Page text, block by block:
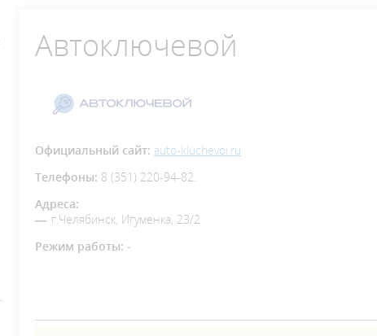
Автоключевой
Официальный сайт: auto-kluchevoi.ru
Телефоны: 8 (351) 220-94-82.
Адреса:
г.Челябинск, Игуменка, 23/2
Режим работы: -